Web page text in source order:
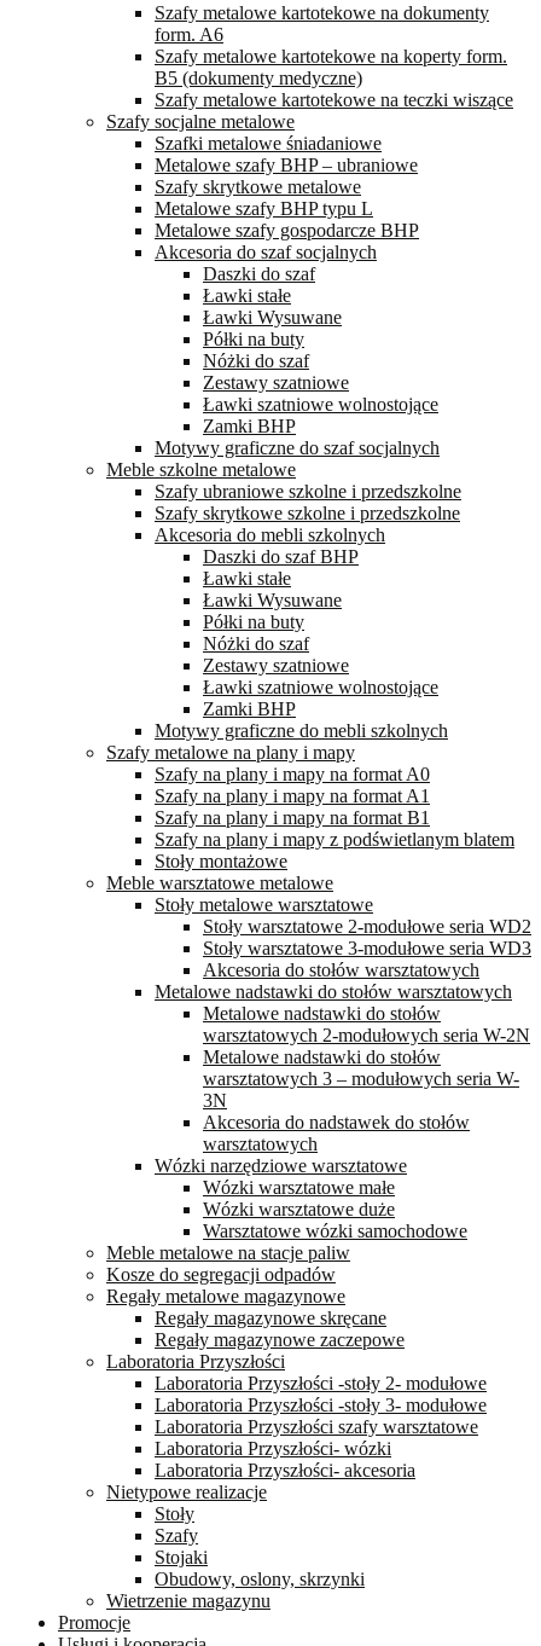
Szafy metalowe kartotekowe na dokumenty
form. A6
Szafy metalowe kartotekowe na koperty form.
B5 (dokumenty medyczne)
Szafy metalowe kartotekowe na teczki wiszące
Szafy socjalne metalowe
Szafki metalowe śniadaniowe
Metalowe szafy BHP – ubraniowe
Szafy skrytkowe metalowe
Metalowe szafy BHP typu L
Metalowe szafy gospodarcze BHP
Akcesoria do szaf socjalnych
Daszki do szaf
Ławki stałe
Ławki Wysuwane
Półki na buty
Nóżki do szaf
Zestawy szatniowe
Ławki szatniowe wolnostojące
Zamki BHP
Motywy graficzne do szaf socjalnych
Meble szkolne metalowe
Szafy ubraniowe szkolne i przedszkolne
Szafy skrytkowe szkolne i przedszkolne
Akcesoria do mebli szkolnych
Daszki do szaf BHP
Ławki stałe
Ławki Wysuwane
Półki na buty
Nóżki do szaf
Zestawy szatniowe
Ławki szatniowe wolnostojące
Zamki BHP
Motywy graficzne do mebli szkolnych
Szafy metalowe na plany i mapy
Szafy na plany i mapy na format A0
Szafy na plany i mapy na format A1
Szafy na plany i mapy na format B1
Szafy na plany i mapy z podświetlanym blatem
Stoły montażowe
Meble warsztatowe metalowe
Stoły metalowe warsztatowe
Stoły warsztatowe 2-modułowe seria WD2
Stoły warsztatowe 3-modułowe seria WD3
Akcesoria do stołów warsztatowych
Metalowe nadstawki do stołów warsztatowych
Metalowe nadstawki do stołów
warsztatowych 2-modułowych seria W-2N
Metalowe nadstawki do stołów
warsztatowych 3 – modułowych seria W-
3N
Akcesoria do nadstawek do stołów
warsztatowych
Wózki narzędziowe warsztatowe
Wózki warsztatowe małe
Wózki warsztatowe duże
Warsztatowe wózki samochodowe
Meble metalowe na stacje paliw
Kosze do segregacji odpadów
Regały metalowe magazynowe
Regały magazynowe skręcane
Regały magazynowe zaczepowe
Laboratoria Przyszłości
Laboratoria Przyszłości -stoły 2- modułowe
Laboratoria Przyszłości -stoły 3- modułowe
Laboratoria Przyszłości szafy warsztatowe
Laboratoria Przyszłości- wózki
Laboratoria Przyszłości- akcesoria
Nietypowe realizacje
Stoły
Szafy
Stojaki
Obudowy, oslony, skrzynki
Wietrzenie magazynu
Promocje